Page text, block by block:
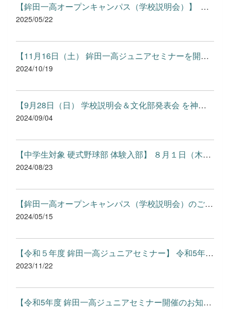
【鉾田一高オープンキャンパス（学校説明会）】 今年度の...
2025/05/22
【11月16日（土） 鉾田一高ジュニアセミナーを開催しました】 令...
2024/10/19
【9月28日（日） 学校説明会＆文化部発表会 を神栖市で開催いたし...
2024/09/04
【中学生対象 硬式野球部 体験入部】 ８月１日（木）・２日（金...
2024/08/23
【鉾田一高オープンキャンパス（学校説明会）のご案内】 中学...
2024/05/15
【令和５年度 鉾田一高ジュニアセミナー】 令和5年11月18日(土)...
2023/11/22
【令和5年度 鉾田一高ジュニアセミナー開催のお知らせ】 R5 ｼﾞｭﾆ...